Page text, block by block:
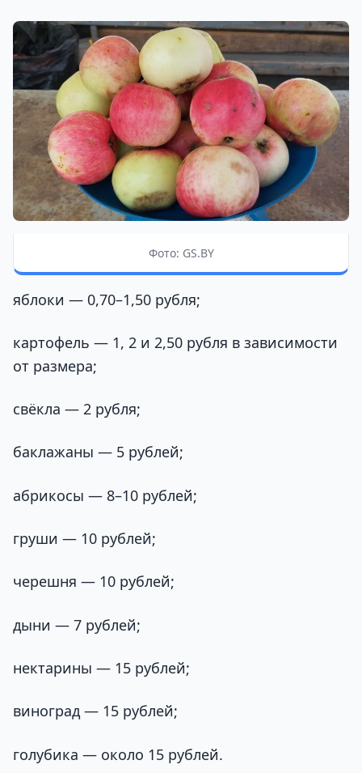
Фото: GS.BY
яблоки — 0,70–1,50 рубля;
картофель — 1, 2 и 2,50 рубля в зависимости
от размера;
свёкла — 2 рубля;
баклажаны — 5 рублей;
абрикосы — 8–10 рублей;
груши — 10 рублей;
черешня — 10 рублей;
дыни — 7 рублей;
нектарины — 15 рублей;
виноград — 15 рублей;
голубика — около 15 рублей.